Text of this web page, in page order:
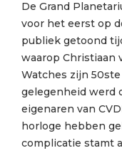
De Grand
voor het eerst op
publiek getoond
waarop Christiaan
Watches zijn
gelegenheid werd
eigenaren van
horloge hebben
complicatie stamt